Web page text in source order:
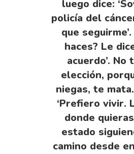
luego dice:
policía del
que
haces? Le
acuerdo’. No
elección,
niegas, te
‘Prefiero vivir.
donde
estado
camino desde